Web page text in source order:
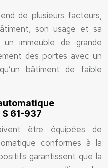
de plusieurs facteurs,
son usage et sa
un immeuble de grande
des portes avec un
bâtiment de faible
61-937
être équipées de
conformes à la
garantissent que la